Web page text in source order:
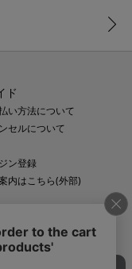
ド
い方法について
セルについて
ン登録
内はこちら(外部)
い合わせ】